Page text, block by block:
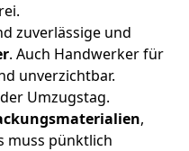
zuverlässige und
. Auch Handwerker für
unverzichtbar.
Umzugstag.
,
muss pünktlich